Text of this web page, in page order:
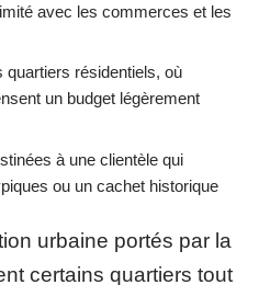
avec les commerces et les
quartiers résidentiels, où
un budget légèrement
à une clientèle qui
ou un cachet historique
urbaine portés par la
certains quartiers tout